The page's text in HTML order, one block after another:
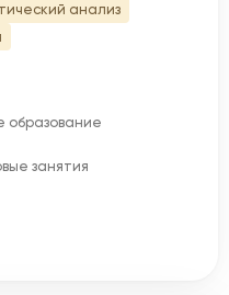
анализ
образование
занятия